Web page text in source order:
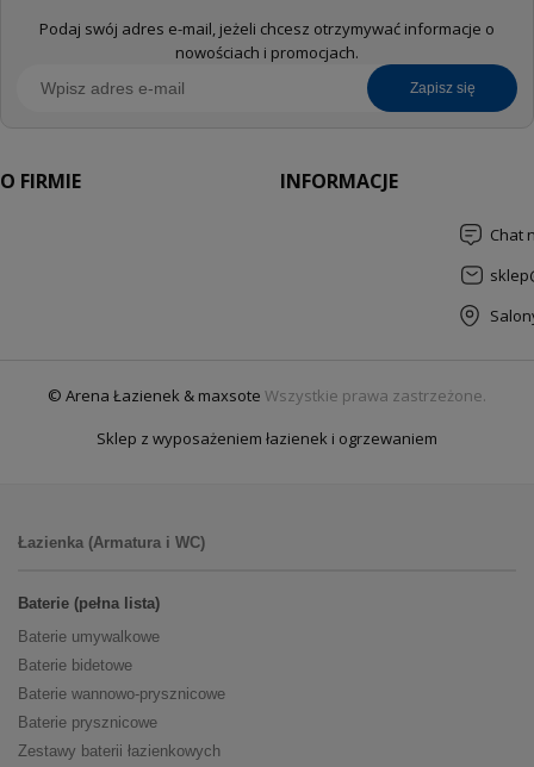
Podaj swój adres e-mail, jeżeli chcesz otrzymywać informacje o
nowościach i promocjach.
zapisz się
O FIRMIE INFORMACJE
Chat
© Arena Łazienek & maxsote Wszystkie prawa zastrzeżone.
Sklep z wyposażeniem łazienek i ogrzewaniem
Łazienka (Armatura i WC)
Baterie (pełna lista)
Baterie umywalkowe
Baterie bidetowe
Baterie wannowo-prysznicowe
Baterie prysznicowe
Zestawy baterii łazienkowych